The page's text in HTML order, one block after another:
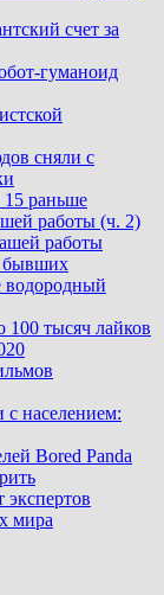
счет за
гуманоид
сняли с
15 раньше
работы (ч. 2)
работы
бывших
водородный
тысяч лайков
населением:
Bored Panda
экспертов
мира